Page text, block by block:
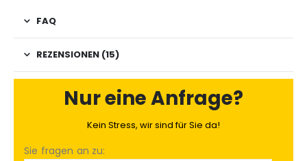
FAQ
REZENSIONEN (15)
Nur eine Anfrage?
Kein Stress, wir sind für Sie da!
Sie fragen an zu: